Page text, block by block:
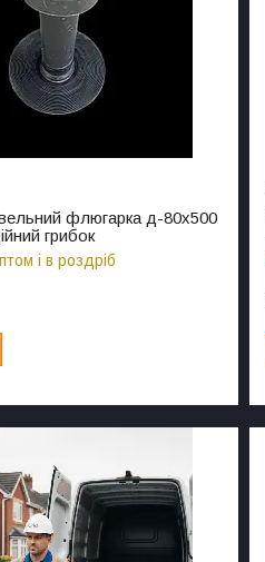
флюгарка д-80х500
грибок
і в роздріб